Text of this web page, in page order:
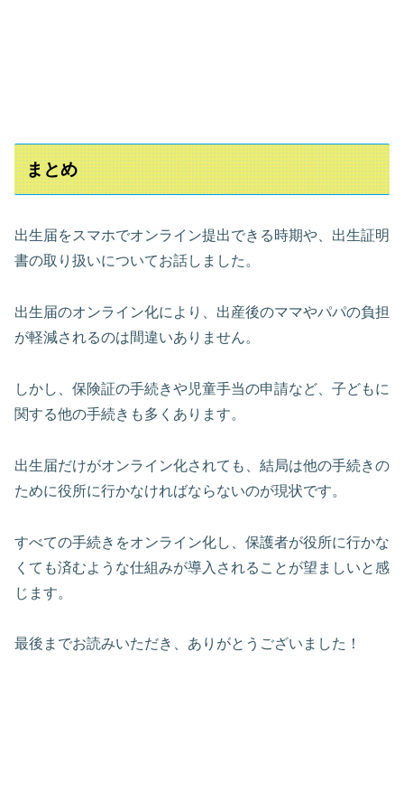
まとめ
出生届をスマホでオンライン提出できる時期や、出生証明
書の取り扱いについてお話しました。
出生届のオンライン化により、出産後のママやパパの負担
が軽減されるのは間違いありません。
しかし、保険証の手続きや児童手当の申請など、子どもに
関する他の手続きも多くあります。
出生届だけがオンライン化されても、結局は他の手続きの
ために役所に行かなければならないのが現状です。
すべての手続きをオンライン化し、保護者が役所に行かな
くても済むような仕組みが導入されることが望ましいと感
じます。
最後までお読みいただき、ありがとうございました！